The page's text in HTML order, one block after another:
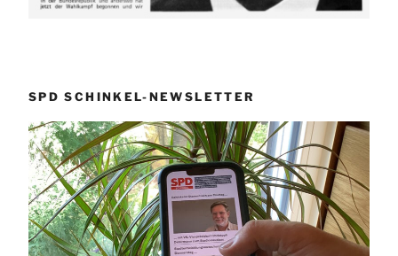
SPD SCHINKEL-NEWSLETTER